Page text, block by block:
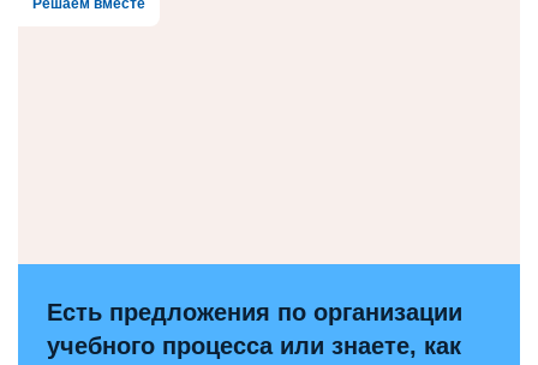
Решаем вместе
Есть предложения по организации
учебного процесса или знаете, как